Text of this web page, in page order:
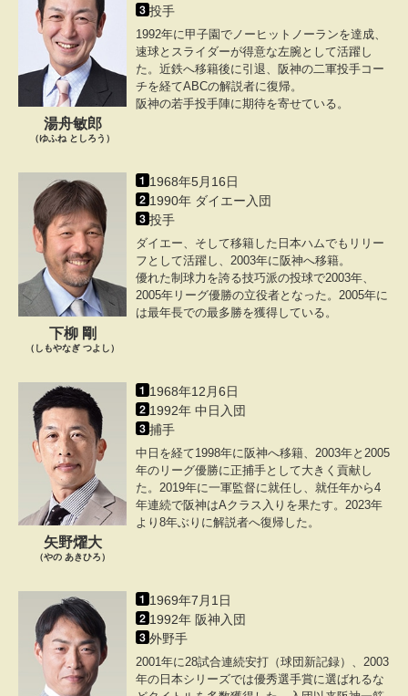
湯舟敏郎
（ゆふね としろう）
投手
1992年に甲子園でノーヒットノーランを達成、
速球とスライダーが得意な左腕として活躍し
た。近鉄へ移籍後に引退、阪神の二軍投手コー
チを経てABCの解説者に復帰。
阪神の若手投手陣に期待を寄せている。
下柳 剛
（しもやなぎ つよし）
1968年5月16日
1990年 ダイエー入団
投手
ダイエー、そして移籍した日本ハムでもリリー
フとして活躍し、2003年に阪神へ移籍。
優れた制球力を誇る技巧派の投球で2003年、
2005年リーグ優勝の立役者となった。2005年に
は最年長での最多勝を獲得している。
矢野燿大
（やの あきひろ）
1968年12月6日
1992年 中日入団
捕手
中日を経て1998年に阪神へ移籍、2003年と2005
年のリーグ優勝に正捕手として大きく貢献し
た。2019年に一軍監督に就任し、就任年から4
年連続で阪神はAクラス入りを果たす。2023年
より8年ぶりに解説者へ復帰した。
1969年7月1日
1992年 阪神入団
外野手
2001年に28試合連続安打（球団新記録）、2003
年の日本シリーズでは優秀選手賞に選ばれるな